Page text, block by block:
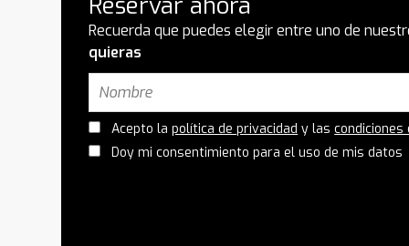
Recuerda que puedes elegir entre uno de
quieras
Acepto lapolítica de privacidad y lascondiciones
Doy mi consentimiento para el uso de mis datos